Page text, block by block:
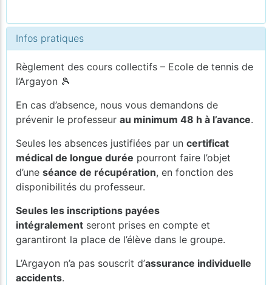
Infos pratiques
Règlement des cours collectifs – Ecole de tennis de
l’Argayon 🎾
En cas d’absence, nous vous demandons de
prévenir le professeur au minimum 48 h à l’avance.
Seules les absences justifiées par un certificat
médical de longue durée pourront faire l’objet
d’une séance de récupération, en fonction des
disponibilités du professeur.
Seules les inscriptions payées
intégralement seront prises en compte et
garantiront la place de l’élève dans le groupe.
L’Argayon n’a pas souscrit d’assurance individuelle
accidents.